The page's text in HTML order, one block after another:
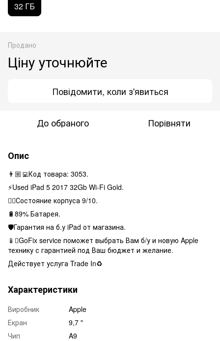
32 ГБ
Продано
Ціну уточнюйте
Повідомити, коли з'явиться
До обраного Порівняти
Опис
👨🏼‍💻Код товара: 3053.
⚡️Used iPad 5 2017 32Gb Wi-Fi Gold.
👌🏻Состояние корпуса 9/10.
🔋89% Батарея.
🛡Гарантия на б.у iPad от магазина.
📱GoFix service поможет выбрать Вам б/у и новую Apple
технику с гарантией под Ваш бюджет и желание.
Действует услуга Trade In♻️
Характеристики
Виробник
Apple
Екран
9,7 "
Чип
A9